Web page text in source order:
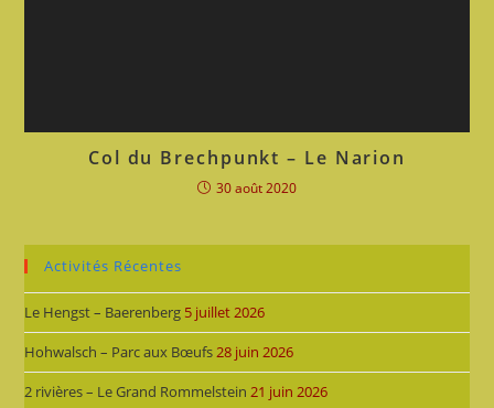
Col du Brechpunkt – Le Narion
30 août 2020
Activités Récentes
Le Hengst – Baerenberg 5 juillet 2026
Hohwalsch – Parc aux Bœufs28 juin 2026
2 rivières – Le Grand Rommelstein 21 juin 2026